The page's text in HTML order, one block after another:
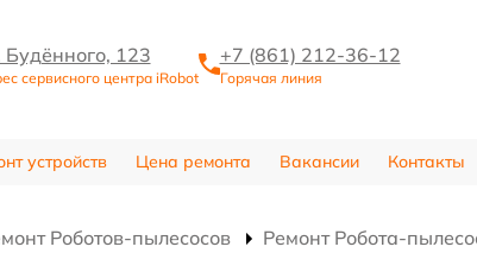
Будённого, 123
сервисного центра iRobot
+7 (861) 212-36-12
Горячая линия
устройств Цена ремонта Вакансии Контакты
Роботов-пылесосов Ремонт Робота-